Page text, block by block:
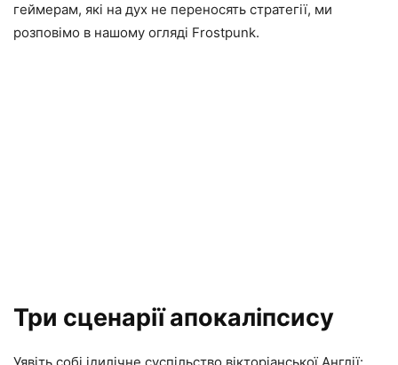
геймерам, які на дух не переносять стратегії, ми
розповімо в нашому огляді Frostpunk.
Три сценарії апокаліпсису